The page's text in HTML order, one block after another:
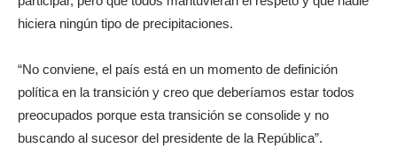
hiciera ningún tipo de precipitaciones.
“No conviene, el país está en un momento de definición
política en la transición y creo que deberíamos estar todos
preocupados porque esta transición se consolide y no
buscando al sucesor del presidente de la República”.